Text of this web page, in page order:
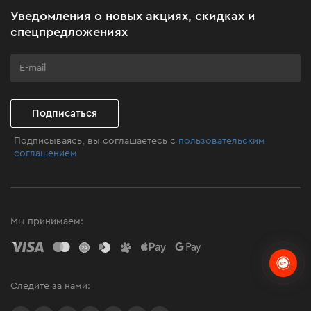
Клуб мастерства
Уведомления о новых акциях, скидках и
спецпредложениях
Подписаться
Подписываясь, вы соглашаетесь с пользовательским
соглашением
Мы принимаем:
Следите за нами: